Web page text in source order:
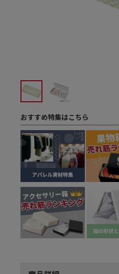
おすすめ特集はこちら